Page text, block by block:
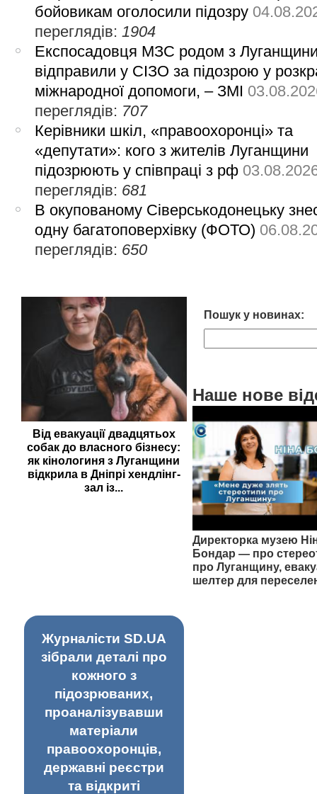
бойовикам оголосили підозру
переглядів: 1904
Експосадовця МЗС родом з
відправили у СІЗО за підозрою у
міжнародної допомоги, – ЗМІ
переглядів: 707
Керівники шкіл, «правоохоронці» та
«депутати»: кого з жителів Луганщини
підозрюють у співпраці з рф
переглядів: 681
В окупованому Сіверськодонецьку
одну багатоповерхівку (ФОТО)
переглядів: 650
Від евакуації двадцятьох
собак до власного бізнесу:
як кінологиня з Луганщини
відкрила в Дніпрі хендлінг-
зал із...
Пошук у новинах:
Наше нове
Директорка музею
Бондар — про
про Луганщину,
шелтер для
Журналісти SD.UA
зібрали деталі про
кожного з
підозрюваних,
проаналізувавши
матеріали
правоохоронців,
державні реєстри
та відкриті